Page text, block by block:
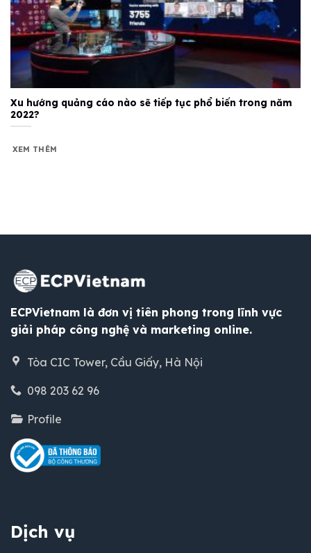
Xu hướng quảng cáo nào sẽ tiếp tục phổ biến trong năm
2022?
XEM THÊM
ECPVietnam là đơn vị tiên phong trong lĩnh vực
giải pháp công nghệ và marketing online.
Tòa CIC Tower, Cầu Giấy, Hà Nội
098 203 62 96
Profile
Dịch vụ